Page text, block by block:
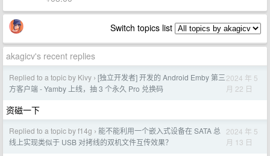
Switch topics list
akagicv's recent replies
Replied to a topic by Kivy › [独立开发者] 开发的 Android Emby 第三
方客户端 - Yamby 上线，抽 3 个永久 Pro 兑换码
2024 年 5
月 22 日
资磁一下
Replied to a topic by f14g › 能不能利用一个嵌入式设备在 SATA 总
线上实现类似于 USB 对拷线的双机文件互传效果？
2024 年 5
月 13 日